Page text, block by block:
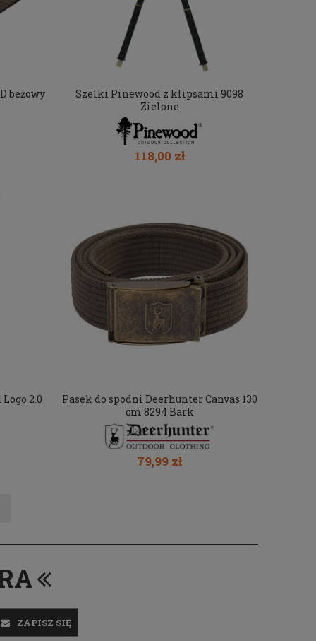
beżowy
Szelki Pinewood z klipsami 9098
Zielone
118,00 zł
2.0
Pasek do spodni Deerhunter Canvas 130
cm 8294 Bark
79,99 zł
ZAPISZ SIĘ